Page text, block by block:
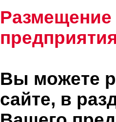
Вы можете
сайте, в